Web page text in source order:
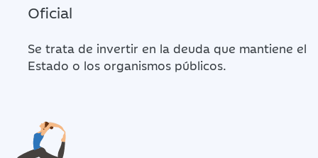
Oficial
Se trata de invertir en la deuda que mantiene el
Estado o los organismos públicos.